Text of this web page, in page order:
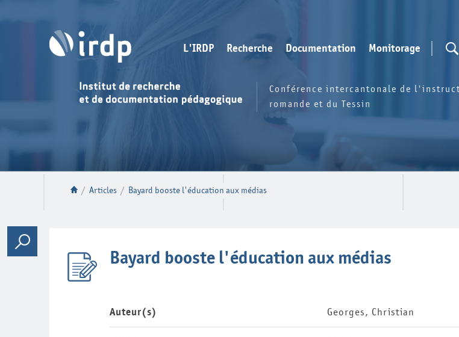
L'IRDP Recherche Documentation Monitorage
Conférence intercantonale de
romande et du Tessin
/ Articles / Bayard booste l'éducation aux médias
Bayard booste l'éducation aux médias
Auteur(s) Georges, Christian